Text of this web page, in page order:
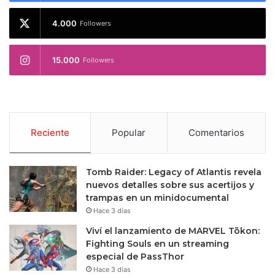
4.000 Followers
15.000 Followers
Reciente Popular Comentarios
Tomb Raider: Legacy of Atlantis revela
nuevos detalles sobre sus acertijos y
trampas en un minidocumental
Hace 3 días
Viví el lanzamiento de MARVEL Tōkon:
Fighting Souls en un streaming
especial de PassThor
Hace 3 días